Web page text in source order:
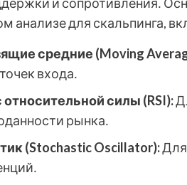
анализе для скальпинга,
средние (Moving
входа․
силы (RSI):
рынка․
(Stochastic Oscillator):Для